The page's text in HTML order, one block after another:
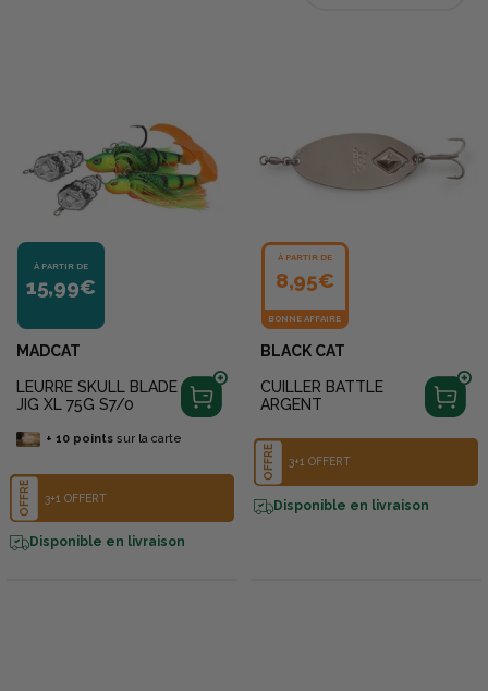
À PARTIR DE
15,99€
MADCAT
LEURRE SKULL BLADE
JIG XL 75G S7/0
+ 10pointssur la carte
OFFRE 3+1 OFFERT
Disponible en livraison
À PARTIR DE
8,95€
BONNE AFFAIRE
BLACK CAT
CUILLER BATTLE
ARGENT
OFFRE 3+1 OFFERT
Disponible en livraison